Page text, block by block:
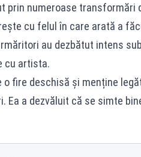
prin numeroase transformări
cu felul în care arată a
au dezbătut intens
cu artista.
o fire deschisă și menține
Ea a dezvăluit că se simte